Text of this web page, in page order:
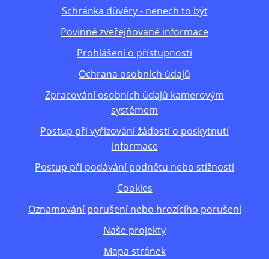
Schránka důvěry - nenech to být
Povinně zveřejňované informace
Prohlášení o přístupnosti
Ochrana osobních údajů
Zpracování osobních údajů kamerovým
systémem
Postup při vyřizování žádostí o poskytnutí
informace
Postup při podávání podnětu nebo stížnosti
Cookies
Oznamování porušení nebo hrozícího porušení
Naše projekty
Mapa stránek